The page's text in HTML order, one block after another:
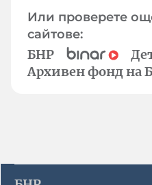
Или проверете
сайтове:
БНР
Архивен фонд на